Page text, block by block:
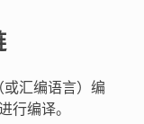
或汇编语言）编
行编译。